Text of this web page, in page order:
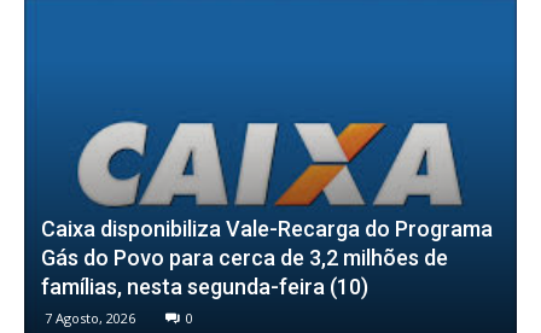
Caixa disponibiliza Vale-Recarga do Programa
Gás do Povo para cerca de 3,2 milhões de
famílias, nesta segunda-feira (10)
7 Agosto, 2026 0